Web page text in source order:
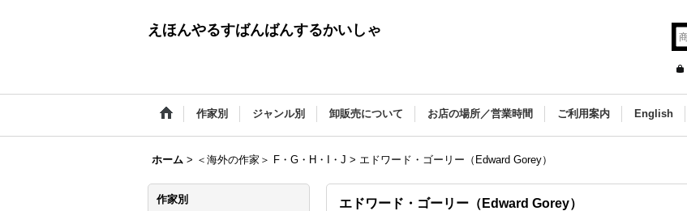
えほんやるすばんばんするかいしゃ
作家別 ジャンル別 卸販売について お店の場所／営業時間 ご利用案内 English
ホーム > ＜海外の作家＞ F・G・H・I・J > エドワード・ゴーリー（Edward Gorey）
作家別 エドワード・ゴーリー（Edward Gorey）